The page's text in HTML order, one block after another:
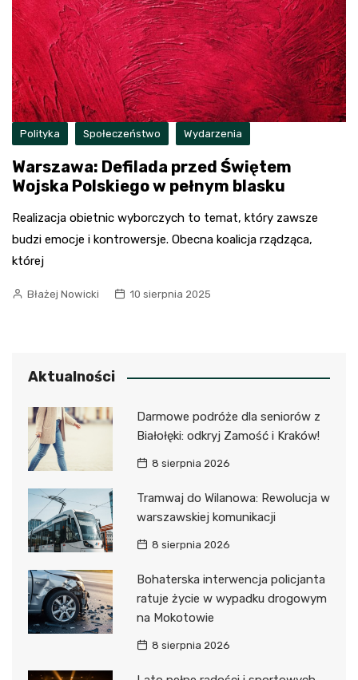
Polityka Społeczeństwo Wydarzenia
Warszawa: Defilada przed Świętem
Wojska Polskiego w pełnym blasku
Realizacja obietnic wyborczych to temat, który zawsze
budzi emocje i kontrowersje. Obecna koalicja rządząca,
której
Błażej Nowicki 10 sierpnia 2025
Aktualności
Darmowe podróże dla seniorów z
Białołęki: odkryj Zamość i Kraków!
8 sierpnia 2026
Tramwaj do Wilanowa: Rewolucja w
warszawskiej komunikacji
8 sierpnia 2026
Bohaterska interwencja policjanta
ratuje życie w wypadku drogowym
na Mokotowie
8 sierpnia 2026